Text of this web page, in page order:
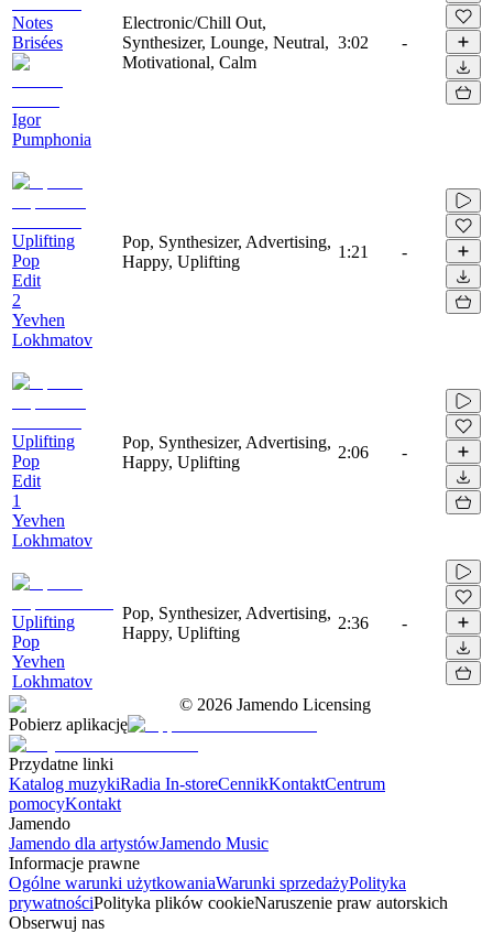
Notes
Brisées
Igor
Pumphonia
Electronic/Chill Out,
Synthesizer, Lounge, Neutral,
Motivational, Calm
3:02 -
Uplifting
Pop
Edit
2
Yevhen
Lokhmatov
Pop, Synthesizer, Advertising,
Happy, Uplifting
1:21 -
Uplifting
Pop
Edit
1
Yevhen
Lokhmatov
Pop, Synthesizer, Advertising,
Happy, Uplifting
2:06 -
Uplifting
Pop
Yevhen
Lokhmatov
Pop, Synthesizer, Advertising,
Happy, Uplifting
2:36 -
© 2026 Jamendo Licensing
Pobierz aplikację
Przydatne linki
Katalog muzykiRadia In-storeCennikKontaktCentrum
pomocyKontakt
Jamendo
Jamendo dla artystówJamendo Music
Informacje prawne
Ogólne warunki użytkowaniaWarunki sprzedażyPolityka
prywatnościPolityka plików cookieNaruszenie praw autorskich
Obserwuj nas